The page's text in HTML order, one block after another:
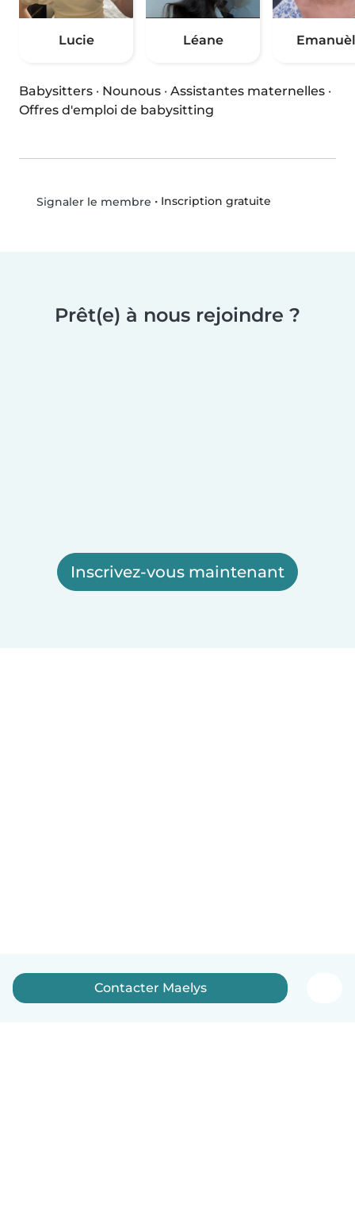
Lucie Léane
Babysitters · Nounous · Assistantes maternelles ·
Offres d'emploi de babysitting
Signaler le membre • Inscription gratuite
Prêt(e) à nous rejoindre ?
Inscrivez-vous maintenant
Contacter Maelys